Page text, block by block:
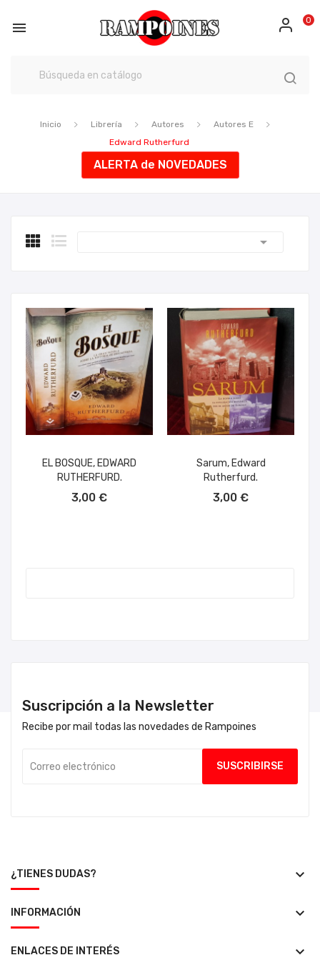
 0
Inicio Librería Autores
Autores E
Edward Rutherfurd
ALERTA de NOVEDADES

EL BOSQUE, EDWARD
RUTHERFURD.
3,00 €
Sarum, Edward
Rutherfurd.
3,00 €
Suscripción a la Newsletter
Recibe por mail todas las novedades de Rampoines
¿TIENES DUDAS? keyboard_arrow_down
INFORMACIÓN keyboard_arrow_down
ENLACES DE INTERÉS keyboard_arrow_down